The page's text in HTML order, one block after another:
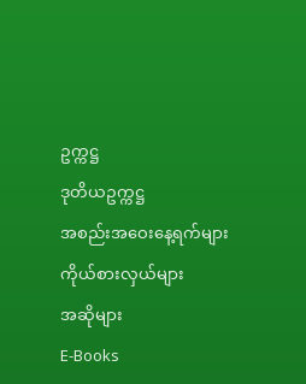
ဥက္ကဋ္ဌ
ဒုတိယဥက္ကဋ္ဌ
အစည်းအဝေးနေ့ရက်များ
ကိုယ်စားလှယ်များ
အဆိုများ
E-Books